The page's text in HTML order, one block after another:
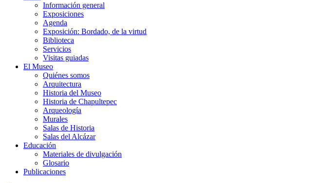
Información general
Exposiciones
Agenda
Exposición: Bordado, de la virtud
Biblioteca
Servicios
Visitas guiadas
El Museo
Quiénes somos
Arquitectura
Historia del Museo
Historia de Chapultepec
Arqueología
Murales
Salas de Historia
Salas del Alcázar
Educación
Materiales de divulgación
Glosario
Publicaciones